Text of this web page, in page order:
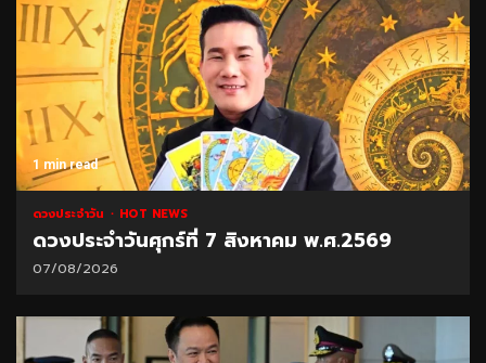
1 min read
ดวงประจำวัน HOT NEWS
ดวงประจำวันศุกร์ที่ 7 สิงหาคม พ.ศ.2569
07/08/2026